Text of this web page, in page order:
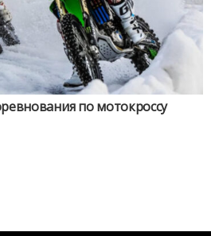
по мотокроссу